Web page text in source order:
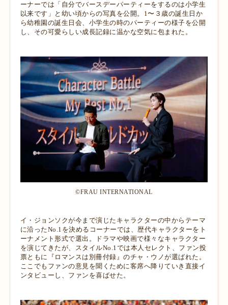
ーナーでは「自分でバースデーパーティーをするのは小学生
以来です」と幼い頃からの写真を公開。1〜３歳の誕生日か
ら幼稚園の誕生日会、小学生の時のパーティーの様子を公開
し、その可愛らしい成長記録に温かな空気に包まれた。
©︎FRAU INTERNATIONAL
イ・ジョンソクが今まで演じたキャラクターの中からテーマ
に沿ったNo.1を決めるコーナーでは、歴代キャラクターをト
ーナメント形式で選出。ドラマや映画で様々なキャラクター
を演じてきたが、スタイルNo.1では本人セレクト、ファン投
票ともに『ロマンスは別冊付録』のチャ・ウノが選ばれた。
ここでもファンの意見を聞くために客席へ降りていき直接イ
ンタビューし、ファンを喜ばせた。